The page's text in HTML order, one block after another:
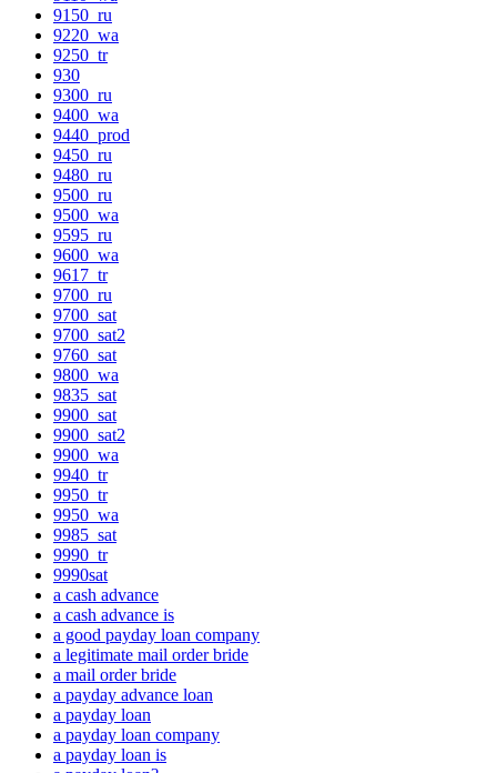
9150_ru
9220_wa
9250_tr
930
9300_ru
9400_wa
9440_prod
9450_ru
9480_ru
9500_ru
9500_wa
9595_ru
9600_wa
9617_tr
9700_ru
9700_sat
9700_sat2
9760_sat
9800_wa
9835_sat
9900_sat
9900_sat2
9900_wa
9940_tr
9950_tr
9950_wa
9985_sat
9990_tr
9990sat
a cash advance
a cash advance is
a good payday loan company
a legitimate mail order bride
a mail order bride
a payday advance loan
a payday loan
a payday loan company
a payday loan is